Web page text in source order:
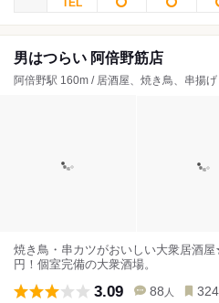
男はつらい 阿倍野筋店
阿倍野駅 160m / 居酒屋、焼き鳥、串揚げ
焼き鳥・串カツがおいしい大衆居酒
円！個室完備の大衆酒場。
3.09 88 人